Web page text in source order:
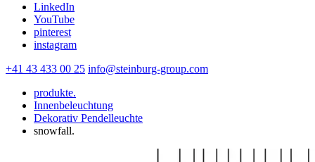
LinkedIn
YouTube
pinterest
instagram
+41 43 433 00 25 info@steinburg-group.com
produkte.
Innenbeleuchtung
Dekorativ Pendelleuchte
snowfall.